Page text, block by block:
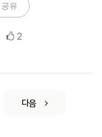
공유
2
다음